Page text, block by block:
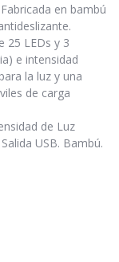
en bambú
25 LEDs y 3
e intensidad
la luz y una
de carga
de Luz
USB. Bambú.